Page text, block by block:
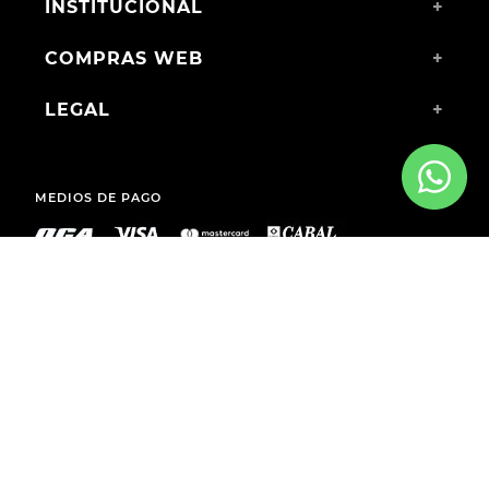
INSTITUCIONAL +
COMPRAS WEB +
LEGAL +
MEDIOS DE PAGO